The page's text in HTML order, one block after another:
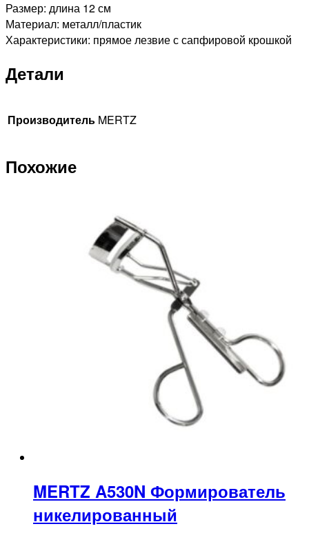
Размер: длина 12 см
Материал: металл/пластик
Характеристики: прямое лезвие с сапфировой крошкой
Детали
Производитель MERTZ
Похожие
MERTZ A530N Формирователь
никелированный